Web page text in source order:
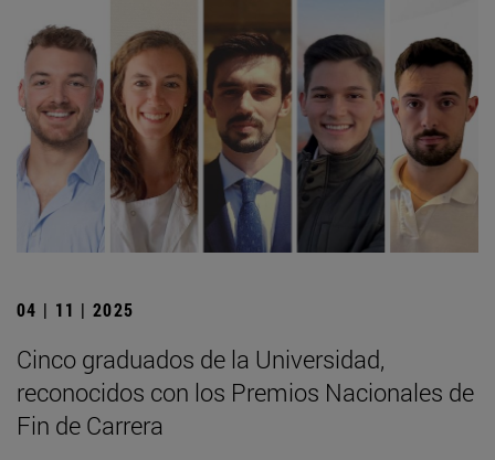
04 | 11 | 2025
Cinco graduados de la Universidad,
reconocidos con los Premios Nacionales de
Fin de Carrera